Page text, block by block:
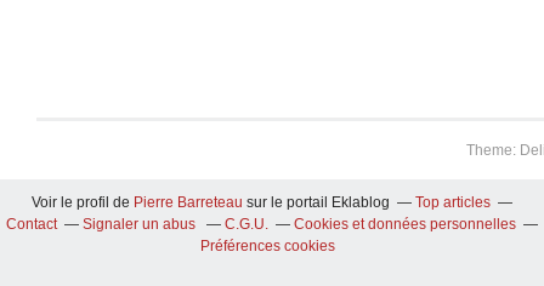
Theme:
Voir le profil de Pierre Barreteau sur le portail Eklablog
Top articles
Contact
Signaler un abus C.G.U.
Cookies et données personnelles
Préférences cookies